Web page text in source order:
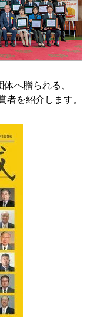
へ贈られる、
を紹介します。